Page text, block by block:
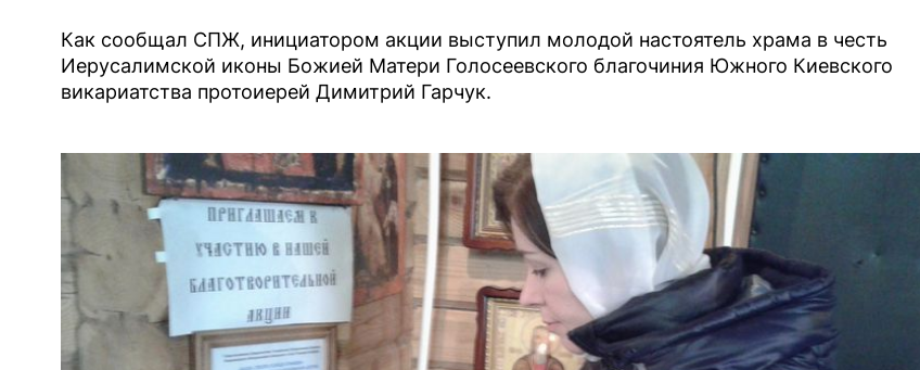
Как сообщал СПЖ, инициатором акции выступил молодой настоятель храма в честь
Иерусалимской иконы Божией Матери Голосеевского благочиния Южного Киевского
викариатства протоиерей Димитрий Гарчук.